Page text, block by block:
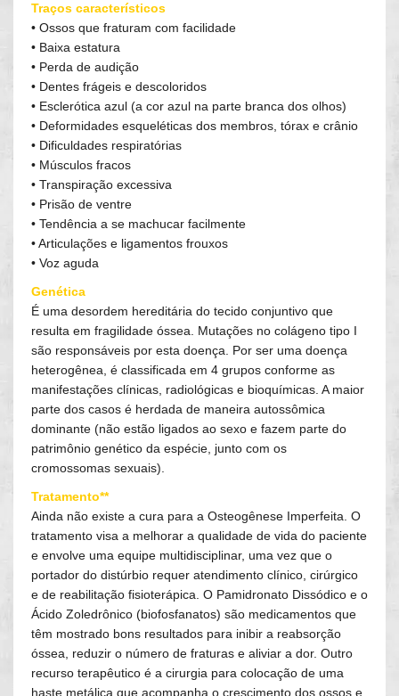
Traços característicos
• Ossos que fraturam com facilidade
• Baixa estatura
• Perda de audição
• Dentes frágeis e descoloridos
• Esclerótica azul (a cor azul na parte branca dos olhos)
• Deformidades esqueléticas dos membros, tórax e crânio
• Dificuldades respiratórias
• Músculos fracos
• Transpiração excessiva
• Prisão de ventre
• Tendência a se machucar facilmente
• Articulações e ligamentos frouxos
• Voz aguda
Genética
É uma desordem hereditária do tecido conjuntivo que
resulta em fragilidade óssea. Mutações no colágeno tipo I
são responsáveis por esta doença. Por ser uma doença
heterogênea, é classificada em 4 grupos conforme as
manifestações clínicas, radiológicas e bioquímicas. A maior
parte dos casos é herdada de maneira autossômica
dominante (não estão ligados ao sexo e fazem parte do
patrimônio genético da espécie, junto com os
cromossomas sexuais).
Tratamento**
Ainda não existe a cura para a Osteogênese Imperfeita. O
tratamento visa a melhorar a qualidade de vida do paciente
e envolve uma equipe multidisciplinar, uma vez que o
portador do distúrbio requer atendimento clínico, cirúrgico
e de reabilitação fisioterápica. O Pamidronato Dissódico e o
Ácido Zoledrônico (biofosfanatos) são medicamentos que
têm mostrado bons resultados para inibir a reabsorção
óssea, reduzir o número de fraturas e aliviar a dor. Outro
recurso terapêutico é a cirurgia para colocação de uma
haste metálica que acompanha o crescimento dos ossos e